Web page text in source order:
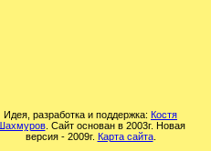
Идея, разработка и поддержка: Костя
Шахмуров. Сайт основан в 2003г. Новая
версия - 2009г. Карта сайта.